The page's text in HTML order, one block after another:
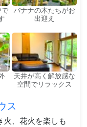
バナナの木たちがお
出迎え
天井が高く解放感な
空間でリラックス
ス
火、花火を楽しも